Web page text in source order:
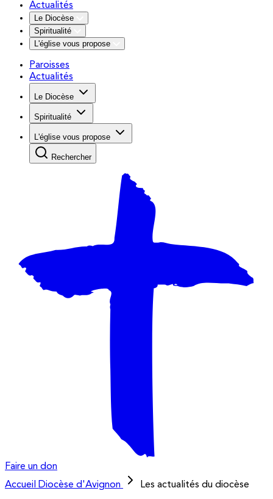
Actualités
Le Diocèse
Spiritualité
L'église vous propose
Paroisses
Actualités
Le Diocèse
Spiritualité
L'église vous propose
Rechercher
Faire un don
Accueil
Diocèse d'Avignon Les actualités du diocèse